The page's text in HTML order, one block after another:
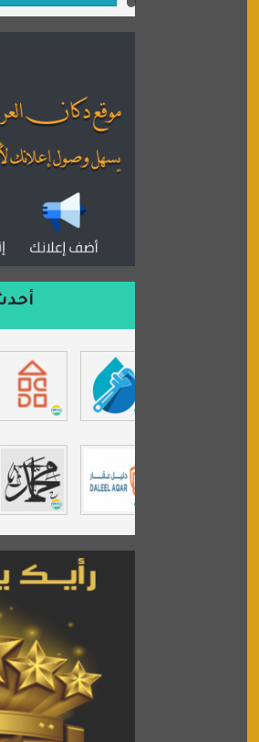
القران للجميع
منتدى همسات
المكتبة
دكان العرب
منتدى عدلات
السعدون
isecur1ty
موقع حراج خدمة
تي في قران
موسوعة نور
مندى غرام
مردة سوفت
السبيل